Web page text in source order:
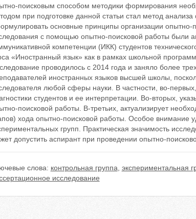
поисковым способом методики формирования
при подготовке данной статьи стал метод
основные принципы организации опытно-
с помощью опытно-поисковой работы были
компетенции (ИКК) студентов
«Иностранный язык» как в рамках школьной
проводилось с 2014 года и заняло более
иностранных языков высшей школы,
любой сферы науки. В частности, во-
студентов и ее интерпретации. Во-вторых,
поисковой работы. В-третьих, актуализирует
хода опытно-поисковой работы. Особое внимание
групп. Практическая значимость
допустить аспирант при проведении опытно-
слова: контрольная группа экспериментальная
исследование